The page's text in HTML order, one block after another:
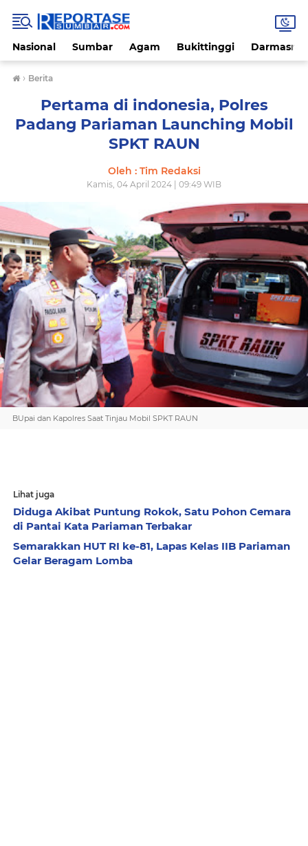
Nasional Sumbar Agam Bukittinggi
› Berita
Pertama di indonesia, Polres
Padang Pariaman Launching Mobil
SPKT RAUN
Oleh : Tim Redaksi
Kamis, 04 April 2024 | 09:49 WIB
BUpai dan Kapolres Saat Tinjau Mobil SPKT RAUN
Lihat juga
Diduga Akibat Puntung Rokok, Satu Pohon Cemara
di Pantai Kata Pariaman Terbakar
Semarakkan HUT RI ke-81, Lapas Kelas IIB Pariaman
Gelar Beragam Lomba